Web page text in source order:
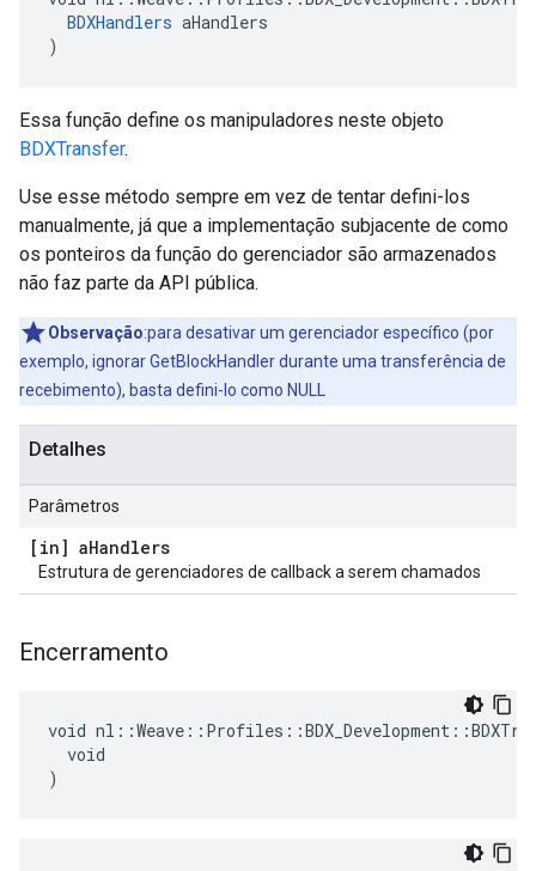
BDXHandlers aHandlers
)
Essa função define os manipuladores neste objeto
BDXTransfer.
Use esse método sempre em vez de tentar defini-los
manualmente, já que a implementação subjacente de como
os ponteiros da função do gerenciador são armazenados
não faz parte da API pública.
Observação:para desativar um gerenciador específico (por
exemplo, ignorar GetBlockHandler durante uma transferência de
recebimento), basta defini-lo como NULL
Detalhes
Parâmetros
[in] aHandlers
Estrutura de gerenciadores de callback a serem chamados
Encerramento
void
  void
)